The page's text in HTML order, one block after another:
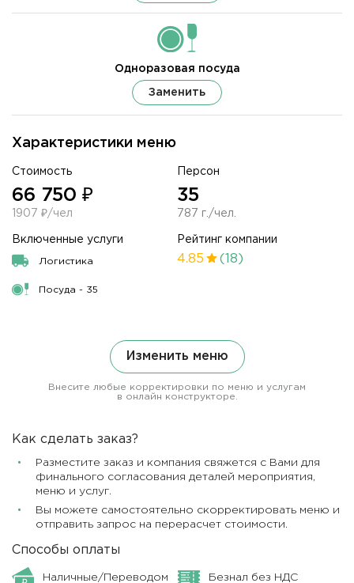
Характеристики меню
Стоимость
66 750 ₽
1907 ₽/чел
Персон
35
787 г./чел.
Включенные услуги
Логистика
Посуда - 35
Рейтинг компании
4.85 (18)
Изменить меню
Внесите любые корректировки по меню и услугам
в онлайн конструкторе.
Одноразовая посуда
Заменить
Как сделать заказ?
Разместите заказ и компания свяжется с Вами для
финального согласования деталей мероприятия,
меню и услуг.
Вы можете самостоятельно скорректировать меню и
отправить запрос на перерасчет стоимости.
Способы оплаты
Наличные/Переводом Безнал без НДС